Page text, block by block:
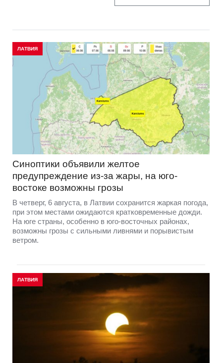
ЛАТВИЯ
Синоптики объявили желтое
предупреждение из-за жары, на юго-
востоке возможны грозы
В четверг, 6 августа, в Латвии сохранится жаркая погода,
при этом местами ожидаются кратковременные дожди.
На юге страны, особенно в юго-восточных районах,
возможны грозы с сильными ливнями и порывистым
ветром.
ЛАТВИЯ